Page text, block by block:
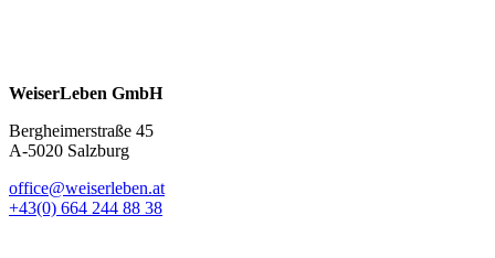
WeiserLeben GmbH
Bergheimerstraße 45
A-5020 Salzburg
office@weiserleben.at
+43(0) 664 244 88 38